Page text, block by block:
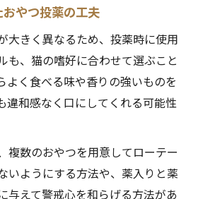
やつ投薬の工夫
大きく異なるため、投薬時に使用
も、猫の嗜好に合わせて選ぶこと
よく食べる味や香りの強いものを
違和感なく口にしてくれる可能性
複数のおやつを用意してローテー
いようにする方法や、薬入りと薬
与えて警戒心を和らげる方法があ